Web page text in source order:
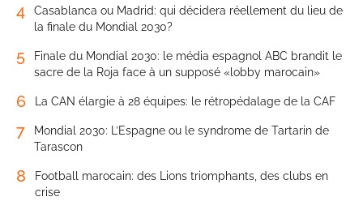
4
Casablanca ou Madrid: qui décidera réellement du lieu de
la finale du Mondial 2030?
5
Finale du Mondial 2030: le média espagnol ABC brandit le
sacre de la Roja face à un supposé «lobby marocain»
6 La CAN élargie à 28 équipes: le rétropédalage de la CAF
7
Mondial 2030: L’Espagne ou le syndrome de Tartarin de
Tarascon
8
Football marocain: des Lions triomphants, des clubs en
crise